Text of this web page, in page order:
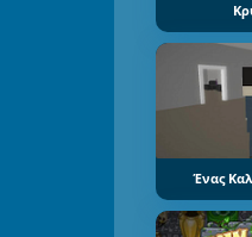
Ένας